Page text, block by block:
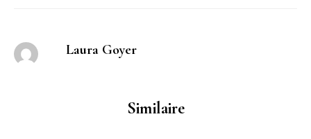
Laura Goyer
Similaire